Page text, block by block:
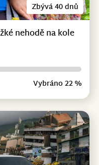
Zbývá 40 dnů
nehodě na kole
Vybráno 22 %